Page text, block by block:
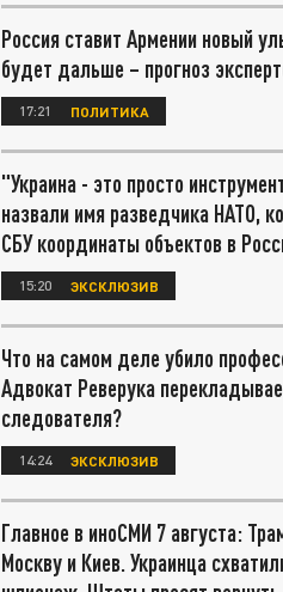
Россия ставит Армении новый
будет дальше – прогноз
17:21 ПОЛИТИКА
"Украина - это просто
назвали имя разведчика НАТО,
СБУ координаты объектов в
15:20 ЭКСКЛЮЗИВ
Что на самом деле убило
Адвокат Реверука
следователя?
14:24 ЭКСКЛЮЗИВ
Главное в иноСМИ 7 августа:
Москву и Киев. Украинца